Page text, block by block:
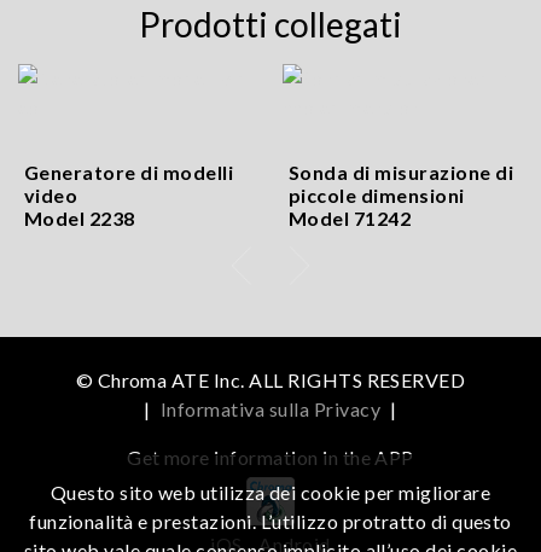
Prodotti collegati
Generatore di modelli
video
Model 2238
Sonda di misurazione di
piccole dimensioni
Model 71242
© Chroma ATE Inc. ALL RIGHTS RESERVED
| Informativa sulla Privacy |
Get more information in the APP
iOS Android
Questo sito web utilizza dei cookie per migliorare
funzionalità e prestazioni. L’utilizzo protratto di questo